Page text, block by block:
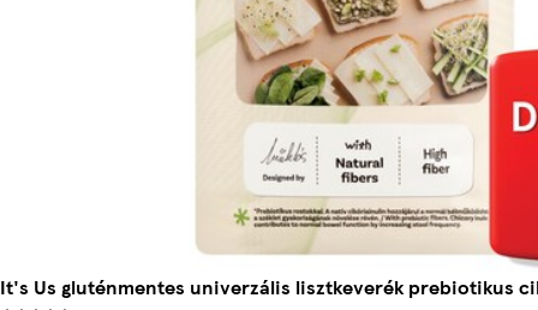
It's Us gluténmentes univerzális lisztkeverék prebiotikus